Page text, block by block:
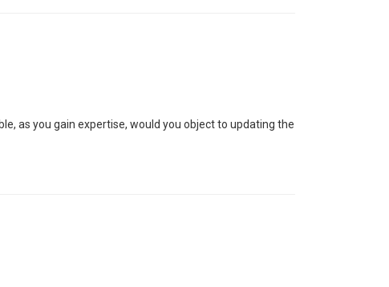
as you gain expertise, would you object to updating the